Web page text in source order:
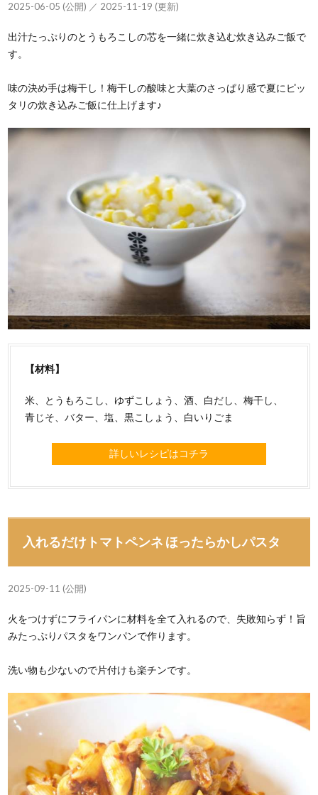
2025-06-05 (公開) ／ 2025-11-19 (更新)
出汁たっぷりのとうもろこしの芯を一緒に炊き込む炊き込みご飯で
す。
味の決め手は梅干し！梅干しの酸味と大葉のさっぱり感で夏にピッ
タリの炊き込みご飯に仕上げます♪
【材料】
米、とうもろこし、ゆずこしょう、酒、白だし、梅干し、
青じそ、バター、塩、黒こしょう、白いりごま
詳しいレシピはコチラ
入れるだけトマトペンネ ほったらかしパスタ
2025-09-11 (公開)
火をつけずにフライパンに材料を全て入れるので、失敗知らず！旨
みたっぷりパスタをワンパンで作ります。
洗い物も少ないので片付けも楽チンです。